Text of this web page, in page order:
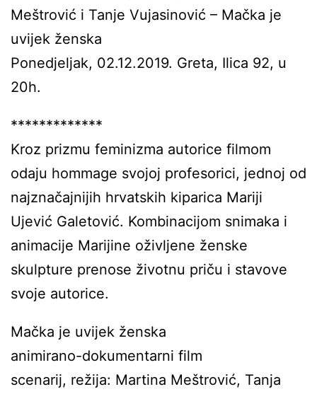
Meštrović i Tanje Vujasinović – Mačka je
uvijek ženska
Ponedjeljak, 02.12.2019. Greta, Ilica 92, u
20h.
*************
Kroz prizmu feminizma autorice filmom
odaju hommage svojoj profesorici, jednoj od
najznačajnijih hrvatskih kiparica Mariji
Ujević Galetović. Kombinacijom snimaka i
animacije Marijine oživljene ženske
skulpture prenose životnu priču i stavove
svoje autorice.
Mačka je uvijek ženska
animirano-dokumentarni film
scenarij, režija: Martina Meštrović, Tanja